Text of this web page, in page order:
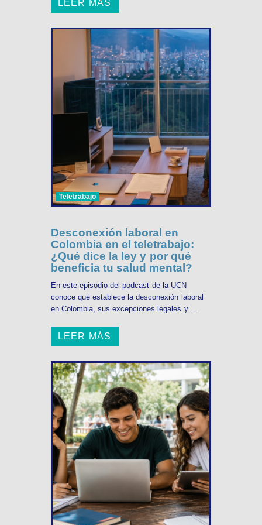
LEER MÁS
Teletrabajo
Desconexión laboral en
Colombia en el teletrabajo:
¿Qué dice la ley y por qué
beneficia tu salud mental?
En este episodio del podcast de la UCN
conoce qué establece la desconexión laboral
en Colombia, sus excepciones legales y ...
LEER MÁS